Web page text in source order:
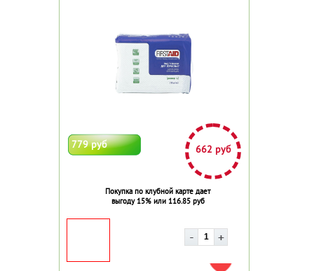
779 руб 662 руб
Покупка по клубной карте дает
выгоду 15% или 116.85 руб
ДОБАВИТЬ В ИЗБРАННОЕ